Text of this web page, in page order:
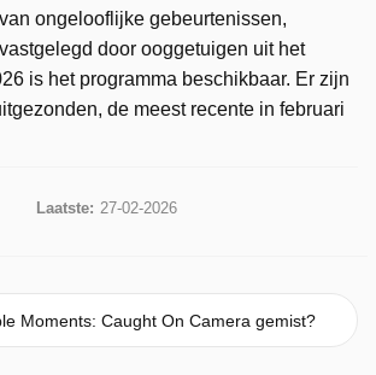
van ongelooflijke gebeurtenissen,
vastgelegd door ooggetuigen uit het
is het programma beschikbaar. Er zijn
de meest recente in februari
Laatste: 27-02-2026
Moments: Caught On Camera gemist?